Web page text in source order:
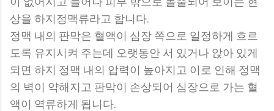
상을 하지정맥류라고 합니다.
정맥 내의 판막은 혈액이 심장 쪽으로 일정하게 흐르
도록 유지시켜 주는데 오랫동안 서 있거나 앉아 있게
되면 하지 정맥 내의 압력이 높아지고 이로 인해 정맥
의 벽이 약해지고 판막이 손상되어 심장으로 가는 혈
액이 역류하게 됩니다.